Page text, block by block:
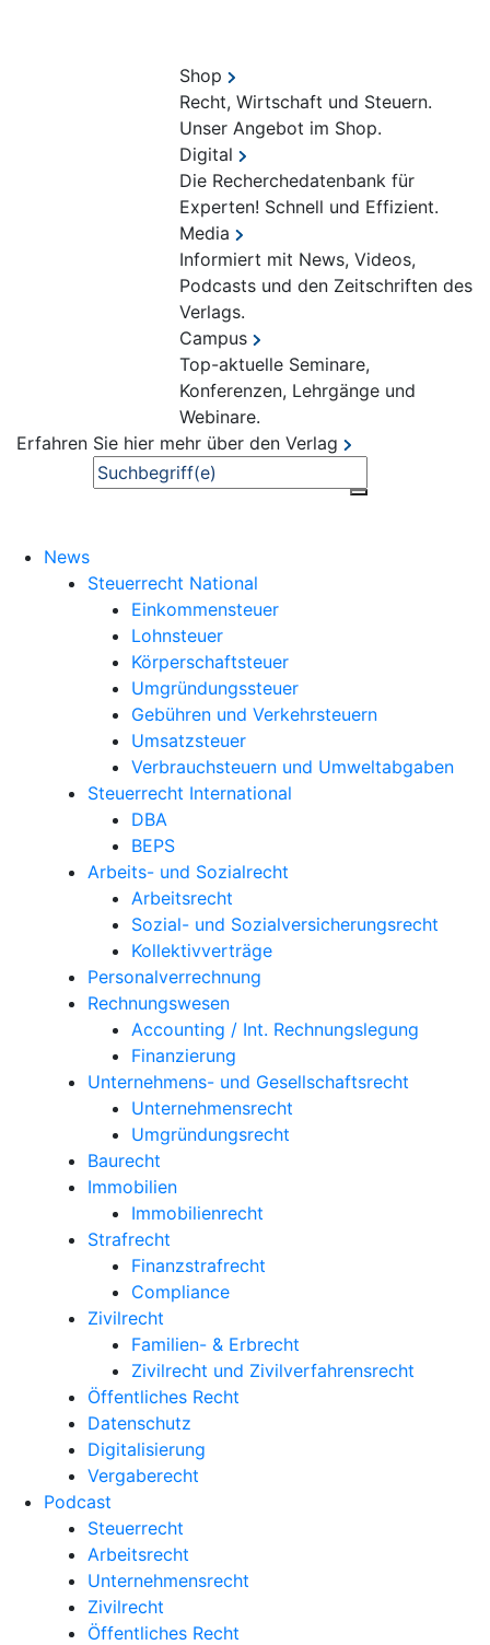
Shop
Recht, Wirtschaft und Steuern.
Unser Angebot im Shop.
Digital
Die Recherchedatenbank für
Experten! Schnell und Effizient.
Media
Informiert mit News, Videos,
Podcasts und den Zeitschriften des
Verlags.
Campus
Top-aktuelle Seminare,
Konferenzen, Lehrgänge und
Webinare.
Erfahren Sie hier mehr über den Verlag
Suche
News
Steuerrecht National
Einkommensteuer
Lohnsteuer
Körperschaftsteuer
Umgründungssteuer
Gebühren und Verkehrsteuern
Umsatzsteuer
Verbrauchsteuern und Umweltabgaben
Steuerrecht International
DBA
BEPS
Arbeits- und Sozialrecht
Arbeitsrecht
Sozial- und Sozialversicherungsrecht
Kollektivverträge
Personalverrechnung
Rechnungswesen
Accounting / Int. Rechnungslegung
Finanzierung
Unternehmens- und Gesellschaftsrecht
Unternehmensrecht
Umgründungsrecht
Baurecht
Immobilien
Immobilienrecht
Strafrecht
Finanzstrafrecht
Compliance
Zivilrecht
Familien- & Erbrecht
Zivilrecht und Zivilverfahrensrecht
Öffentliches Recht
Datenschutz
Digitalisierung
Vergaberecht
Podcast
Steuerrecht
Arbeitsrecht
Unternehmens­recht
Zivilrecht
Öffentliches Recht